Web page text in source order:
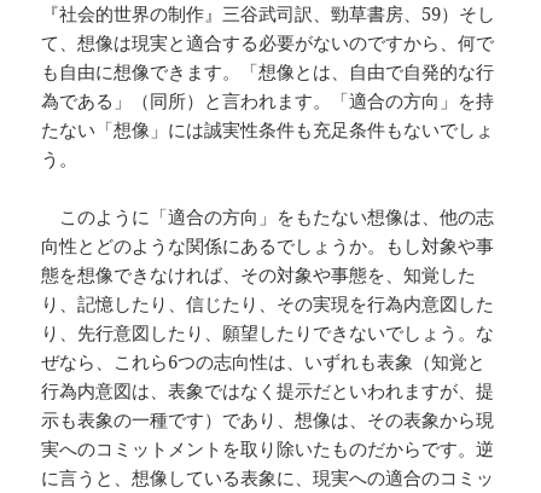
『社会的世界の制作』三谷武司訳、勁草書房、59）そし
て、想像は現実と適合する必要がないのですから、何で
も自由に想像できます。「想像とは、自由で自発的な行
為である」（同所）と言われます。「適合の方向」を持
たない「想像」には誠実性条件も充足条件もないでしょ
う。
このように「適合の方向」をもたない想像は、他の志
向性とどのような関係にあるでしょうか。もし対象や事
態を想像できなければ、その対象や事態を、知覚した
り、記憶したり、信じたり、その実現を行為内意図した
り、先行意図したり、願望したりできないでしょう。な
ぜなら、これら6つの志向性は、いずれも表象（知覚と
行為内意図は、表象ではなく提示だといわれますが、提
示も表象の一種です）であり、想像は、その表象から現
実へのコミットメントを取り除いたものだからです。逆
に言うと、想像している表象に、現実への適合のコミッ